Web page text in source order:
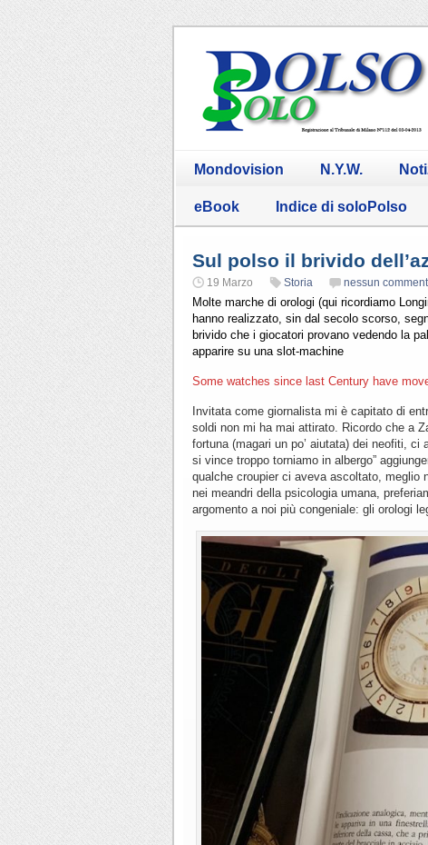
Mondovision N.Y.W.
eBook Indice di soloPolso
Sul polso il brivido
19 Marzo Storia nessun
Molte marche di orologi (qui ricordiamo
hanno realizzato, sin dal secolo scorso,
brivido che i giocatori provano vedendo la
apparire su una slot-machine
Some watches since last Century have
Invitata come giornalista mi è capitato di
soldi non mi ha mai attirato. Ricordo che a
fortuna (magari un po’ aiutata) dei neofiti,
si vince troppo torniamo in albergo”
qualche croupier ci aveva ascoltato, meglio
nei meandri della psicologia umana,
argomento a noi più congeniale: gli orologi